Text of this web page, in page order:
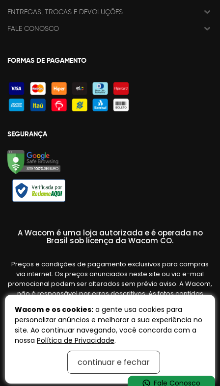
ENTREGAS, TROCAS E DEVOLUÇÕES
FALE CONOSCO
FORMAS DE PAGAMENTO
SEGURANÇA
A Wacom é uma loja autorizada e é operada no
Brasil sob licença da Wacom CO.
Preços e condições de pagamento exclusivos para compras
via internet. Os preços anunciados neste site ou via e-mail
promocional podem ser alterados sem prévio aviso. A Wacom,
não é responsável por erros descritivos. As fotos contidas
variar de acordo com o fornecedor/lote do fabricante. Ofertas
válidas até o término de nossos estoques. Vendas sujeitas à
análise e confirmação de dados.
OpenK
Wacom e os cookies: a gente usa cookies para
personalizar anúncios e melhorar a sua experiência no
site. Ao continuar navegando, você concorda com a
nossa Política de Privacidade.
continuar e fechar
Fale Conosco